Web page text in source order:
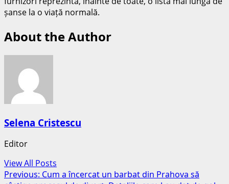
șanse la o viață normală.
About the Author
Selena Cristescu
Editor
View All Posts
Post
Previous: Cum a încercat un barbat din Prahova să